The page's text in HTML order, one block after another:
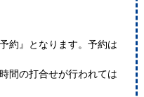
約』となります。予約は
間の打合せが行われては